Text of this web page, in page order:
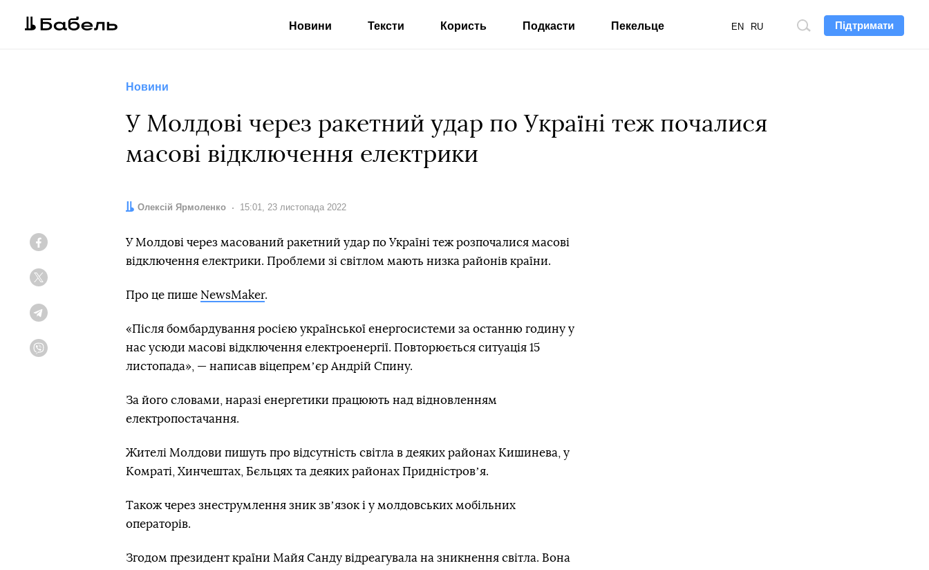
Підтримати
Пошук
EN RU
Новини Тексти Користь Подкасти Пекельце
Новини
У Молдові через ракетний удар по Україні теж почалися
масові відключення електрики
Автор:
Олексій Ярмоленко Дата:
15:01, 23 листопада 2022
У Молдові через масований ракетний удар по Україні теж розпочалися масові
відключення електрики. Проблеми зі світлом мають низка районів країни.
Про це пише NewsMaker.
«Після бомбардування росією української енергосистеми за останню годину у
нас усюди масові відключення електроенергії. Повторюється ситуація 15
листопада», — написав віцепремʼєр Андрій Спину.
За його словами, наразі енергетики працюють над відновленням
електропостачання.
Жителі Молдови пишуть про відсутність світла в деяких районах Кишинева, у
Комраті, Хинчештах, Бєльцях та деяких районах Придністровʼя.
Також через знеструмлення зник звʼязок і у молдовських мобільних
операторів.
Згодом президент країни Майя Санду відреагувала на зникнення світла. Вона